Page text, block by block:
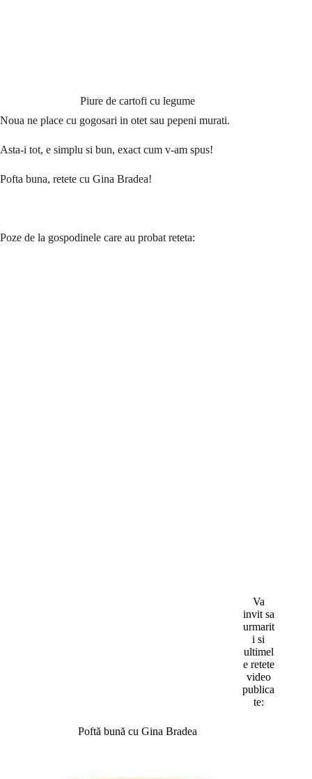
Piure de cartofi cu legume
Noua ne place cu gogosari in otet sau pepeni murati.
Asta-i tot, e simplu si bun, exact cum v-am spus!
Pofta buna, retete cu Gina Bradea!
Poze de la gospodinele care au probat reteta:
Va
invit sa
urmarit
i si
ultimel
e retete
video
publica
te:
Poftă bună cu Gina Bradea